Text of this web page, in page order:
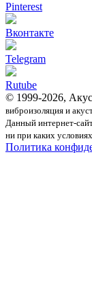
Pinterest
Вконтакте
Telegram
Rutube
© 1999-2026,
виброизоляция и
Данный интернет-
ни при каких
Политика